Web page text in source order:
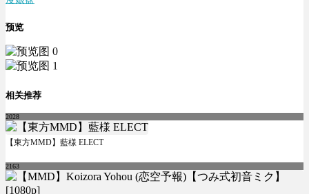
预览
相关推荐
2028
【東方MMD】藍様 ELECT
2163